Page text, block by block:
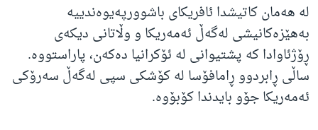
لە هەمان کاتیشدا ئافریکای باشوورپەیوەندییە
بەهێزەکانیشی لەگەڵ ئەمەریکا و وڵاتانی دیکەی
ڕۆژئاوادا کە پشتیوانی لە ئۆکرانیا دەکەن، پاراستووە.
ساڵی ڕابردوو ڕامافۆسا لە کۆشکی سپی لەگەڵ سەرۆکی
ئەمەریکا جۆو بایدندا کۆبۆوە.